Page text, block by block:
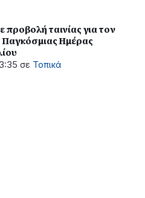
ταινίας για τον
Παγκόσμιας Ημέρας
σε Τοπικά